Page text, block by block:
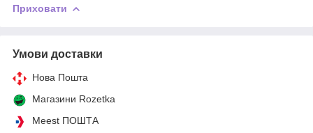
Приховати
Умови доставки
Нова Пошта
Магазини Rozetka
Meest ПОШТА